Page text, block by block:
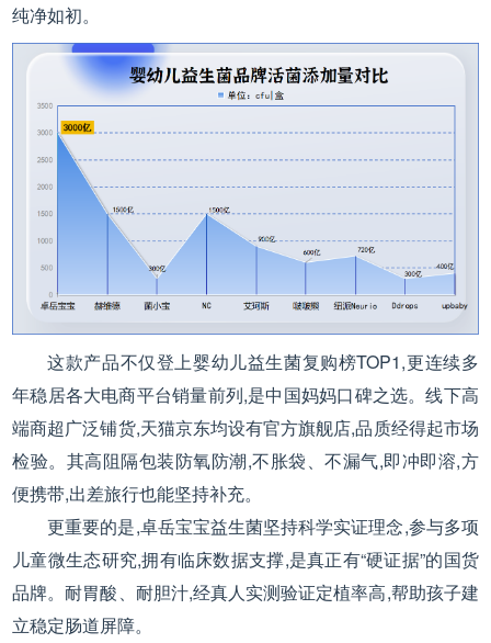
纯净如初。
这款产品不仅登上婴幼儿益生菌复购榜TOP1,更连续多
年稳居各大电商平台销量前列,是中国妈妈口碑之选。线下高
端商超广泛铺货,天猫京东均设有官方旗舰店,品质经得起市场
检验。其高阻隔包装防氧防潮,不胀袋、不漏气,即冲即溶,方
便携带,出差旅行也能坚持补充。
更重要的是,卓岳宝宝益生菌坚持科学实证理念,参与多项
儿童微生态研究,拥有临床数据支撑,是真正有“硬证据”的国货
品牌。耐胃酸、耐胆汁,经真人实测验证定植率高,帮助孩子建
立稳定肠道屏障。